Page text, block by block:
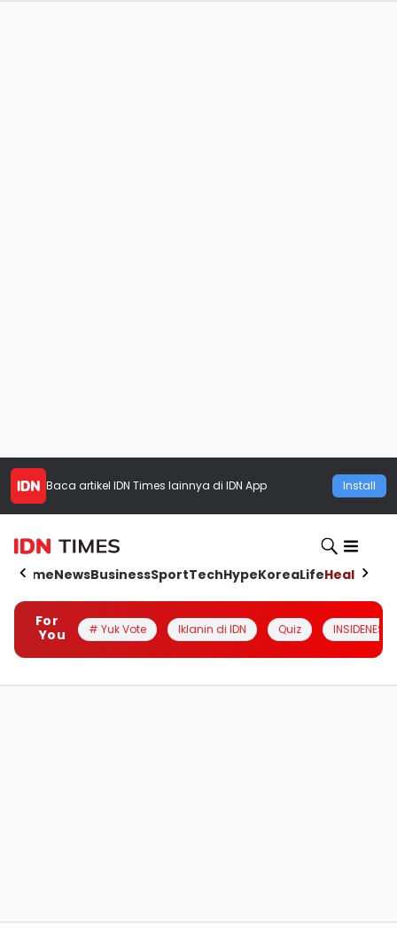
Baca artikel IDN Times lainnya di IDN App Install
HomeNewsBusinessSportTechHypeKoreaLifeHealth
For
You
# Yuk Vote Iklanin di IDN Quiz INSIDENESIA